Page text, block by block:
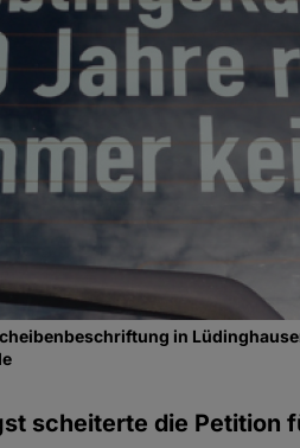
in
scheiterte die Petition